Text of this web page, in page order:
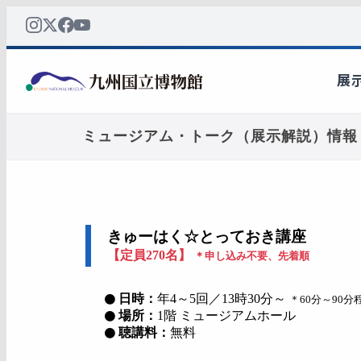
ミュージアム・トーク（展示解説）情報
きゅーはく☆とっておき講座
【定員270名】 ＊申し込み不要、先着順
日時： 年4～5回／13時30分～ ＊60分～90分
場所： 1階 ミュージアムホール
聴講料： 無料